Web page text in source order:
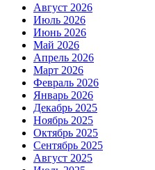
Август 2026
Июль 2026
Июнь 2026
Май 2026
Апрель 2026
Март 2026
Февраль 2026
Январь 2026
Декабрь 2025
Ноябрь 2025
Октябрь 2025
Сентябрь 2025
Август 2025